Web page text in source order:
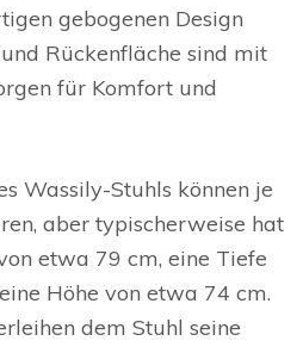
gebogenen Design
Rückenfläche sind mit
für Komfort und
Wassily-Stuhls können je
aber typischerweise hat
etwa 79 cm, eine Tiefe
Höhe von etwa 74 cm.
dem Stuhl seine